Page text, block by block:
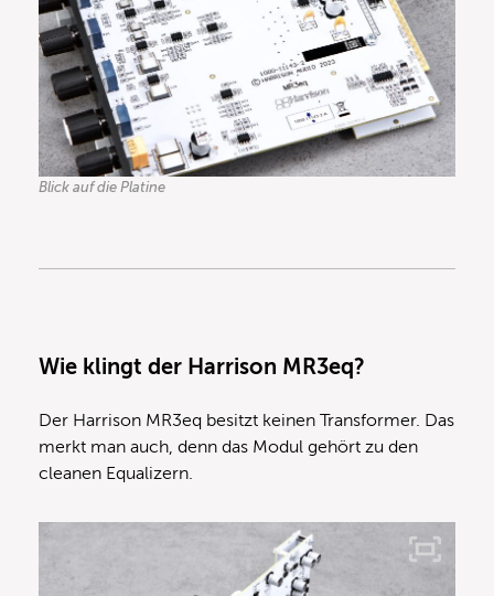
Blick auf die Platine
Wie klingt der Harrison MR3eq?
Der Harrison MR3eq besitzt keinen Transformer. Das
merkt man auch, denn das Modul gehört zu den
cleanen Equalizern.